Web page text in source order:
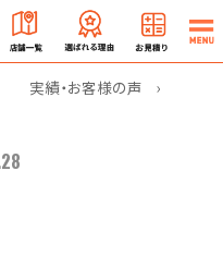
実績・お客様の声